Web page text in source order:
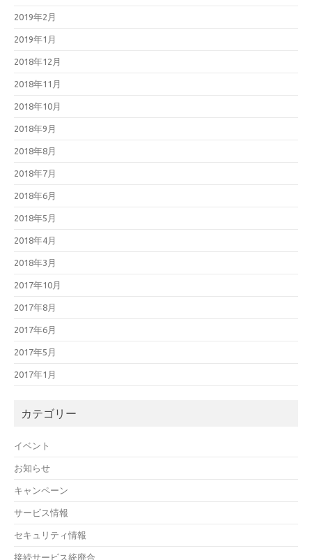
2019年2月
2019年1月
2018年12月
2018年11月
2018年10月
2018年9月
2018年8月
2018年7月
2018年6月
2018年5月
2018年4月
2018年3月
2017年10月
2017年8月
2017年6月
2017年5月
2017年1月
カテゴリー
イベント
お知らせ
キャンペーン
サービス情報
セキュリティ情報
接続サービス統廃合